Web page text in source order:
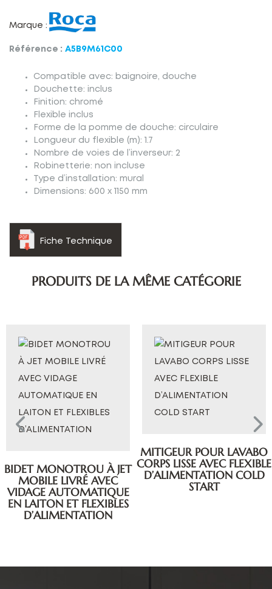
Marque :
Référence : A5B9M61C00
Compatible avec: baignoire, douche
Douchette: inclus
Finition: chromé
Flexible inclus
Forme de la pomme de douche: circulaire
Longueur du flexible (m): 1.7
Nombre de voies de l’inverseur: 2
Robinetterie: non incluse
Type d’installation: mural
Dimensions: 600 x 1150 mm
Fiche Technique
PRODUITS DE LA MÊME CATÉGORIE
BIDET MONOTROU À JET
MOBILE LIVRÉ AVEC
VIDAGE AUTOMATIQUE
EN LAITON ET FLEXIBLES
D’ALIMENTATION
MITIGEUR POUR LAVABO
CORPS LISSE AVEC FLEXIBLE
D’ALIMENTATION COLD
START